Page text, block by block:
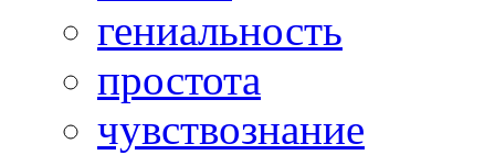
гениальность
простота
чувствознание